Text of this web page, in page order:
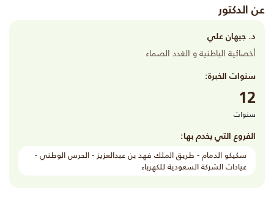
عن الدكتور
د. جيهان علي
أخصائية الباطنية و الغدد الصماء
سنوات الخبرة:
12
سنوات
الفروع التي يخدم بها:
سكيكو الدمام - طريق الملك فهد بن عبدالعزيز - الحرس الوطني -
عيادات الشركة السعودية للكهرباء